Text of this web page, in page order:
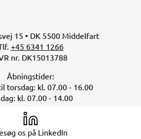
15 • DK 5500 Middelfart
+45 6341 1266
nr. DK15013788
Åbningstider:
torsdag: kl. 07.00 - 16.00
kl. 07.00 - 14.00
os på LinkedIn